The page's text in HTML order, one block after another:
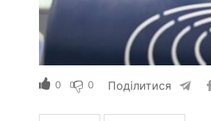
0 0 Поділитися